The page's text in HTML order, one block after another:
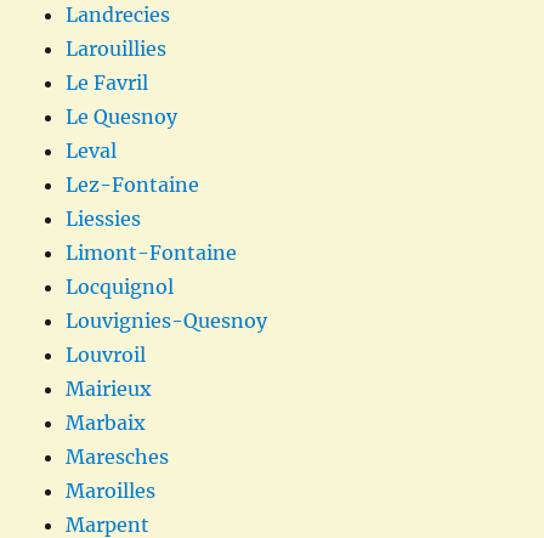
Landrecies
Larouillies
Le Favril
Le Quesnoy
Leval
Lez-Fontaine
Liessies
Limont-Fontaine
Locquignol
Louvignies-Quesnoy
Louvroil
Mairieux
Marbaix
Maresches
Maroilles
Marpent